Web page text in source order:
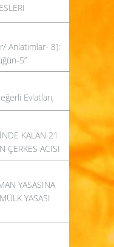
Anlatımlar- 8]:
5”
Evlatları,
KALAN 21
ÇERKES ACISI
YASASINA
YASASI